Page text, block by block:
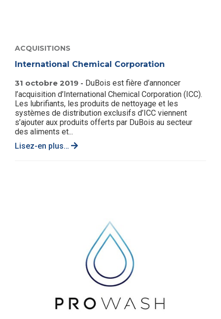
ACQUISITIONS
International Chemical Corporation
31 octobre 2019 - DuBois est fière d’annoncer
l’acquisition d’International Chemical Corporation (ICC).
Les lubrifiants, les produits de nettoyage et les
systèmes de distribution exclusifs d’ICC viennent
s’ajouter aux produits offerts par DuBois au secteur
des aliments et...
Lisez-en plus…